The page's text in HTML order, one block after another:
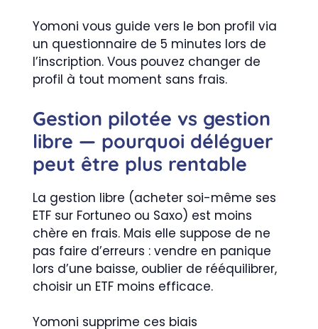
Yomoni vous guide vers le bon profil via
un questionnaire de 5 minutes lors de
l’inscription. Vous pouvez changer de
profil à tout moment sans frais.
Gestion pilotée vs gestion
libre — pourquoi déléguer
peut être plus rentable
La gestion libre (acheter soi-même ses
ETF sur Fortuneo ou Saxo) est moins
chère en frais. Mais elle suppose de ne
pas faire d’erreurs : vendre en panique
lors d’une baisse, oublier de rééquilibrer,
choisir un ETF moins efficace.
Yomoni supprime ces biais